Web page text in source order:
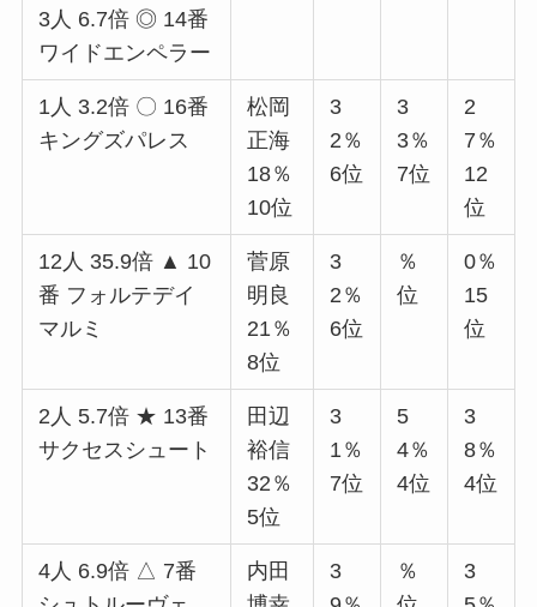
3人 6.7倍 ◎ 14番
ワイドエンペラー
1人 3.2倍 〇 16番
キングズパレス
松岡
正海
18％
10位
3
2％
6位
3
3％
7位
2
7％
12
位
12人 35.9倍 ▲ 10
番 フォルテデイ
マルミ
菅原
明良
21％
8位
3
2％
6位
％
位
0％
15
位
2人 5.7倍 ★ 13番
サクセスシュート
田辺
裕信
32％
5位
3
1％
7位
5
4％
4位
3
8％
4位
4人 6.9倍 △ 7番
内田
3
％
3